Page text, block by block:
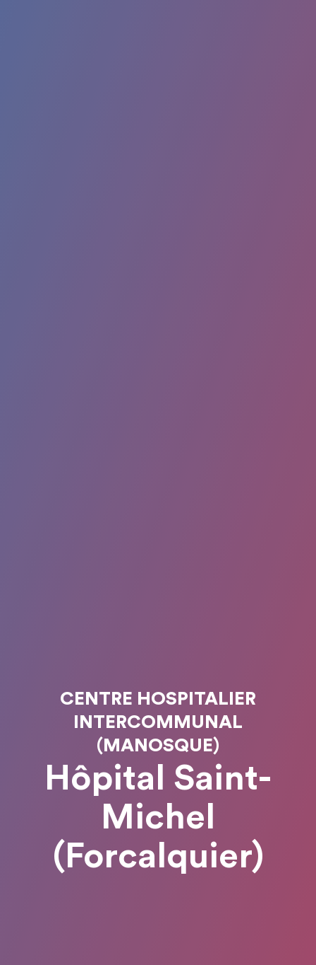
CENTRE HOSPITALIER
INTERCOMMUNAL
(MANOSQUE)
Hôpital Saint-
Michel
(Forcalquier)